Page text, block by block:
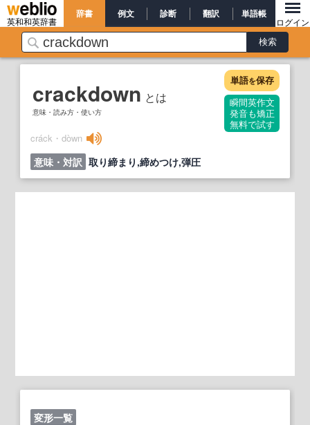
英和和英辞書
辞書 例文 診断 翻訳 単語帳
ログイン
crackdown とは
意味・読み方・使い方
単語を保存
瞬間英作文
発音も矯正
無料で試す
cráck・dòwn
意味・対訳 取り締まり,締めつけ,弾圧
変形一覧